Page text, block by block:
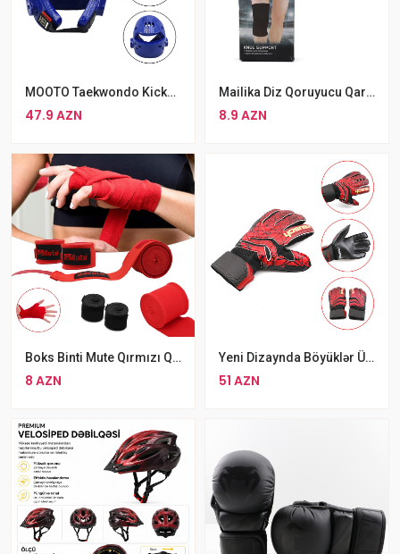
MOOTO Taekwondo Kickboks Kaskı Göy Rəngli Karate Şlemi
47.9 AZN
Mailika Diz Qoruyucu Qara Idman Qoruyucu Geyimi
8.9 AZN
Boks Binti Mute Qırmızı Qara 500 Sm
8 AZN
Yeni Dizaynda Böyüklər Üçün Reusch Qapıçı Əlcəyi Qara Qırmızı
51 AZN